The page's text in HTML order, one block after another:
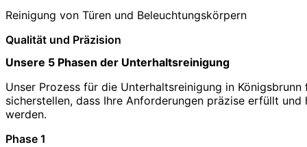
Reinigung von Türen und Beleuchtungskörpern
Qualität und Präzision
Unsere 5 Phasen der Unterhaltsreinigung
Unser Prozess für die Unterhaltsreinigung in
sicherstellen, dass Ihre Anforderungen präzise erfüllt
werden.
Phase 1